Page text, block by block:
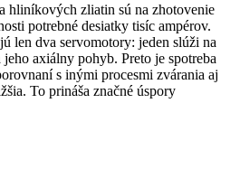
hliníkových zliatin sú na zhotovenie
potrebné desiatky tisíc ampérov.
len dva servomotory: jeden slúži na
axiálny pohyb. Preto je spotreba
s inými procesmi zvárania aj
To prináša značné úspory